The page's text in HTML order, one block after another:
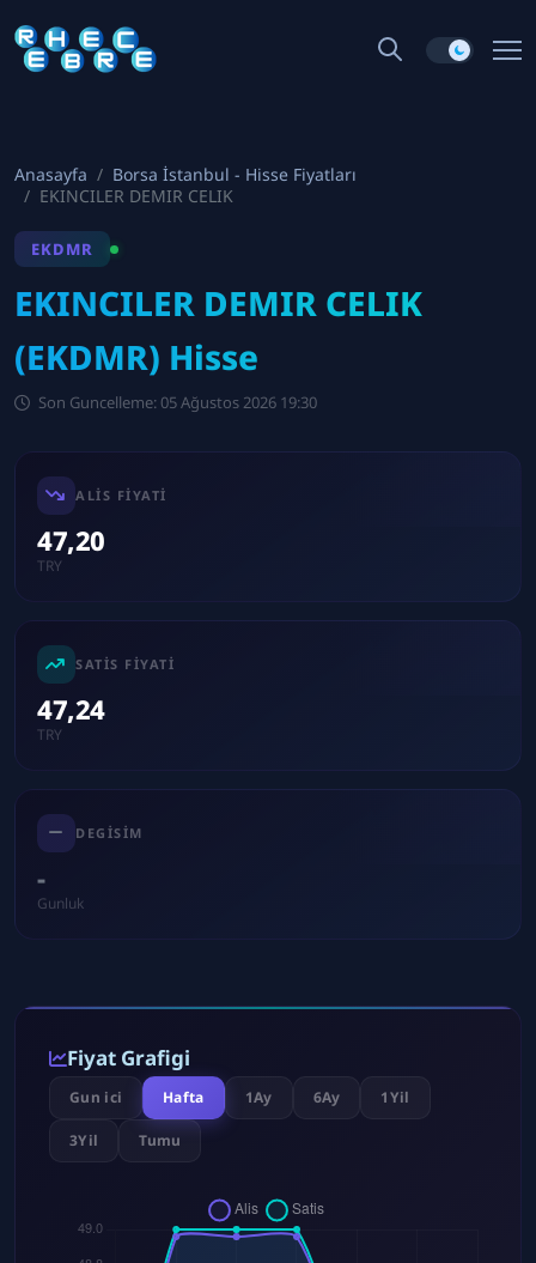
Anasayfa
Borsa İstanbul - Hisse Fiyatları
EKINCILER DEMIR CELIK
EKDMR
EKINCILER DEMIR CELIK
(EKDMR) Hisse
Son Guncelleme: 05 Ağustos 2026 19:30
ALIS FIYATI
47,20
TRY
SATIS FIYATI
47,24
TRY
DEGISIM
-
Gunluk
Fiyat Grafigi
Gun ici Hafta 1Ay 6Ay 1Yil
3Yil Tumu